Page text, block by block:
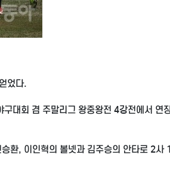
었다.
대회 겸 주말리그 왕중왕전 4강전에서 연
환, 이인혁의 볼넷과 김주승의 안타로 2사